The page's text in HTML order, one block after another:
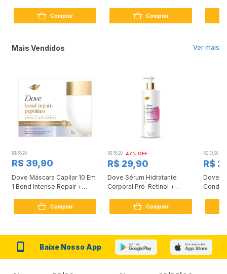
Comprar Comprar
Ver mais
Mais Vendidos
R$ 56,90
R$ 39,90
Dove Máscara Capilar 10 Em
1 Bond Intense Repair +
Comprar
R$ 56,90 47% OFF
R$ 29,90
Dove Sérum Hidratante
Corporal Pró-Retinol +
Comprar
R$ 31,90
R$
Dove
Baixe Nosso App